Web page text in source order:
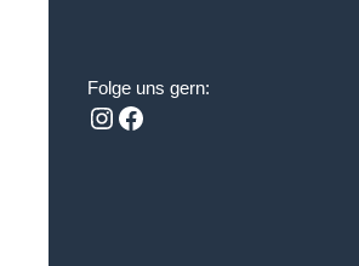
Folge uns gern:
Instagram
Facebook